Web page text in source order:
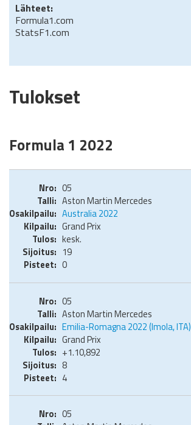
Lähteet:
Formula1.com
StatsF1.com
Tulokset
Formula 1 2022
05
Aston Martin Mercedes
Australia 2022
Grand Prix
kesk.
19
0
05
Aston Martin Mercedes
Emilia-Romagna 2022 (Imola, ITA)
Grand Prix
+1.10,892
8
4
05